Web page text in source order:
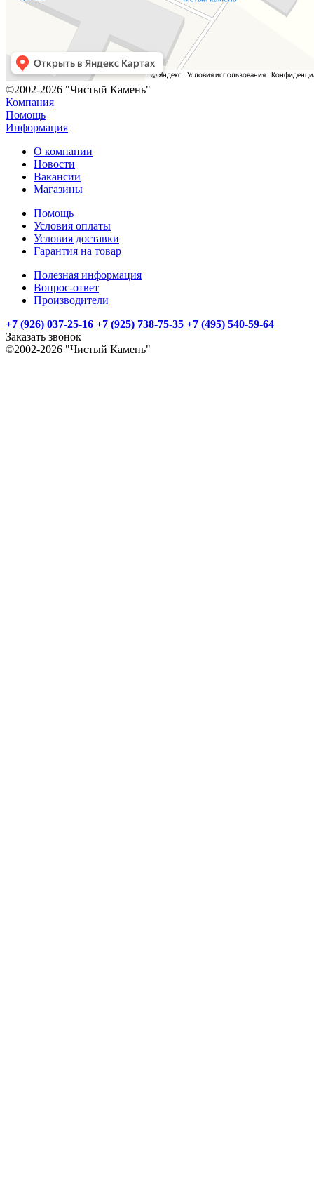
©2002-2026 "Чистый Камень"
Компания
Помощь
Информация
О компании
Новости
Вакансии
Магазины
Помощь
Условия оплаты
Условия доставки
Гарантия на товар
Полезная информация
Вопрос-ответ
Производители
+7 (926) 037-25-16 +7 (925) 738-75-35 +7 (495) 540-59-64
Заказать звонок
©2002-2026 "Чистый Камень"